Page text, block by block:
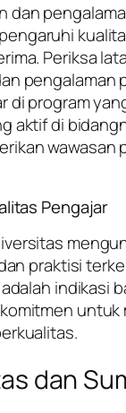
dan
Periksa
pengalaman
di program
aktif di
wawasan
Pengajar
praktisi
indikasi
untuk
dan